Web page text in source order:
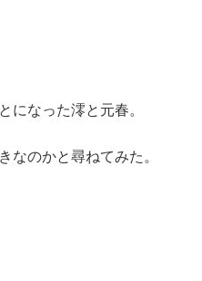
になった澪と元春。
なのかと尋ねてみた。